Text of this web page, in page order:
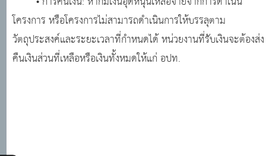
โครงการ หรือโครงการไม่สามารถดำเนินการให้บรรลุตาม
วัตถุประสงค์และระยะเวลาที่กำหนดได้ หน่วยงานที่รับเงินจะต้องส่ง
คืนเงินส่วนที่เหลือหรือเงินทั้งหมดให้แก่ อปท.